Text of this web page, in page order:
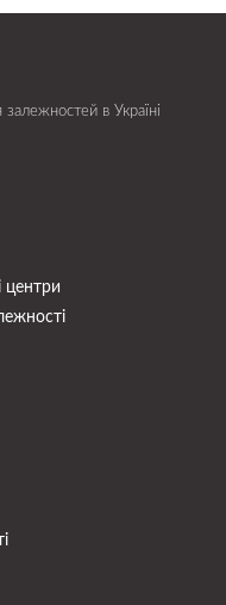
в Україні
центри